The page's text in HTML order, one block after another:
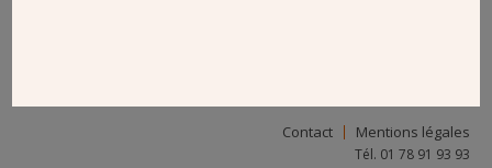
Contact Mentions légales
Tél. 01 78 91 93 93